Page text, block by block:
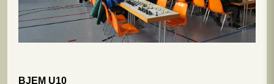
BJEM U10